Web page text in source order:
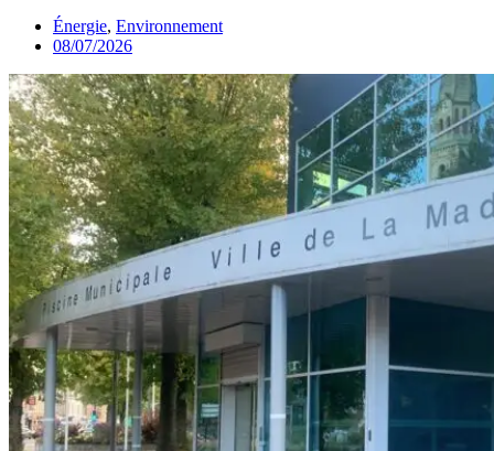
Énergie, Environnement
08/07/2026